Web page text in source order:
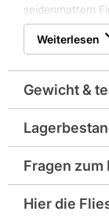
seidenmattem
klassische
und kann mit
Dekorelemente
Weiterlesen
Gewicht &
Art: Uni
Farbe:
Fragen zum
Sie haben
Hier die